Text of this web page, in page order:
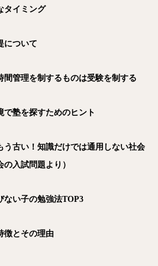
タイミング
について
間管理を制するものは受験を制する
で塾を探すためのヒント
う古い！知識だけでは通用しない社会
入試問題より）
ない子の勉強法TOP3
徴とその理由